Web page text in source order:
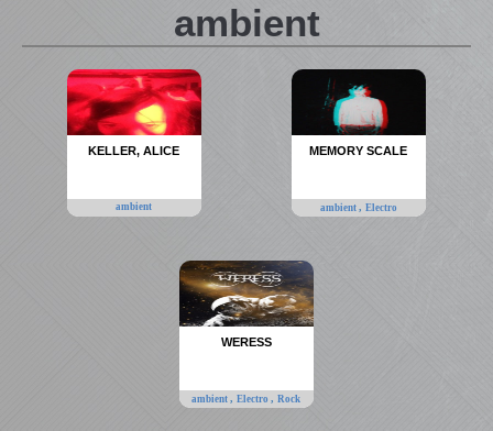
ambient
KELLER, ALICE
ambient
MEMORY SCALE
ambient , Electro
WERESS
ambient,Electro,Rock